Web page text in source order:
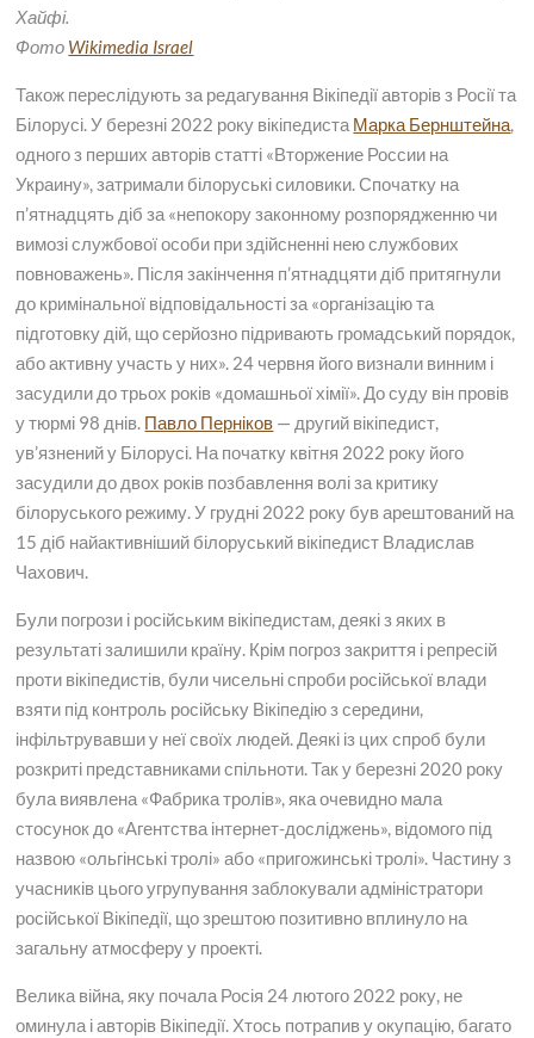
Хайфі.
Фото Wikimedia Israel
Також переслідують за редагування Вікіпедії авторів з Росії та
Білорусі. У березні 2022 року вікіпедиста Марка Бернштейна,
одного з перших авторів статті «Вторжение России на
Украину», затримали білоруські силовики. Спочатку на
п’ятнадцять діб за «непокору законному розпорядженню чи
вимозі службової особи при здійсненні нею службових
повноважень». Після закінчення п’ятнадцяти діб притягнули
до кримінальної відповідальності за «організацію та
підготовку дій, що серйозно підривають громадський порядок,
або активну участь у них». 24 червня його визнали винним і
засудили до трьох років «домашньої хімії». До суду він провів
у тюрмі 98 днів. Павло Перніков — другий вікіпедист,
ув’язнений у Білорусі. На початку квітня 2022 року його
засудили до двох років позбавлення волі за критику
білоруського режиму. У грудні 2022 року був арештований на
15 діб найактивніший білоруський вікіпедист Владислав
Чахович.
Були погрози і російським вікіпедистам, деякі з яких в
результаті залишили країну. Крім погроз закриття і репресій
проти вікіпедистів, були чисельні спроби російської влади
взяти під контроль російську Вікіпедію з середини,
інфільтрувавши у неї своїх людей. Деякі із цих спроб були
розкриті представниками спільноти. Так у березні 2020 року
була виявлена «Фабрика тролів», яка очевидно мала
стосунок до «Агентства інтернет-досліджень», відомого під
назвою «ольгінські тролі» або «пригожинські тролі». Частину з
учасників цього угрупування заблокували адміністратори
російської Вікіпедії, що зрештою позитивно вплинуло на
загальну атмосферу у проекті.
Велика війна, яку почала Росія 24 лютого 2022 року, не
оминула і авторів Вікіпедії. Хтось потрапив у окупацію, багато